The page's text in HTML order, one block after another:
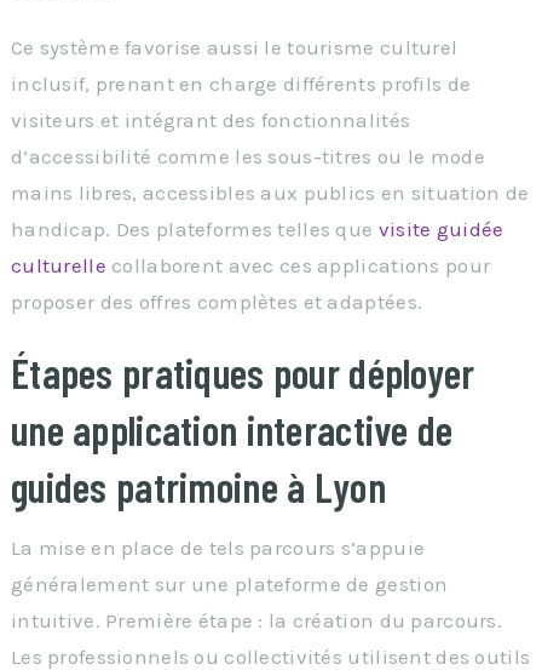
Ce système favorise aussi le tourisme culturel
inclusif, prenant en charge différents profils de
visiteurs et intégrant des fonctionnalités
d’accessibilité comme les sous-titres ou le mode
mains libres, accessibles aux publics en situation de
handicap. Des plateformes telles que visite guidée
culturelle collaborent avec ces applications pour
proposer des offres complètes et adaptées.
Étapes pratiques pour déployer
une application interactive de
guides patrimoine à Lyon
La mise en place de tels parcours s’appuie
généralement sur une plateforme de gestion
intuitive. Première étape : la création du parcours.
Les professionnels ou collectivités utilisent des outils